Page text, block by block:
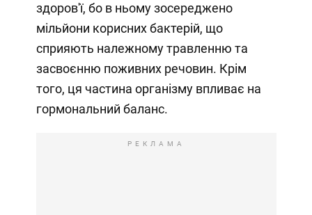
здоров'ї, бо в ньому зосереджено
мільйони корисних бактерій, що
сприяють належному травленню та
засвоєнню поживних речовин. Крім
того, ця частина організму впливає на
гормональний баланс.
РЕКЛАМА